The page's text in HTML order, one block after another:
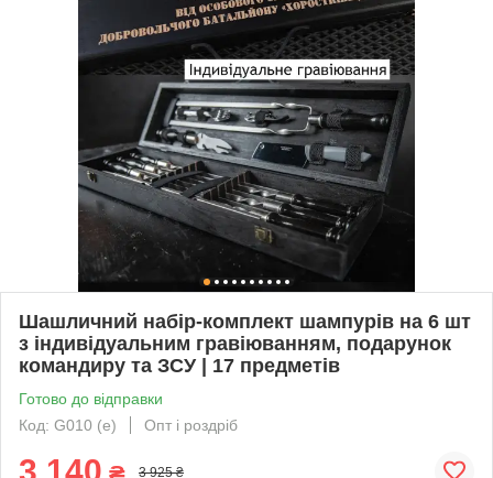
Шашличний набір-комплект шампурів на 6 шт
з індивідуальним гравіюванням, подарунок
командиру та ЗСУ | 17 предметів
Готово до відправки
Код: G010 (е)
Опт і роздріб
3 140 3 925 ₴